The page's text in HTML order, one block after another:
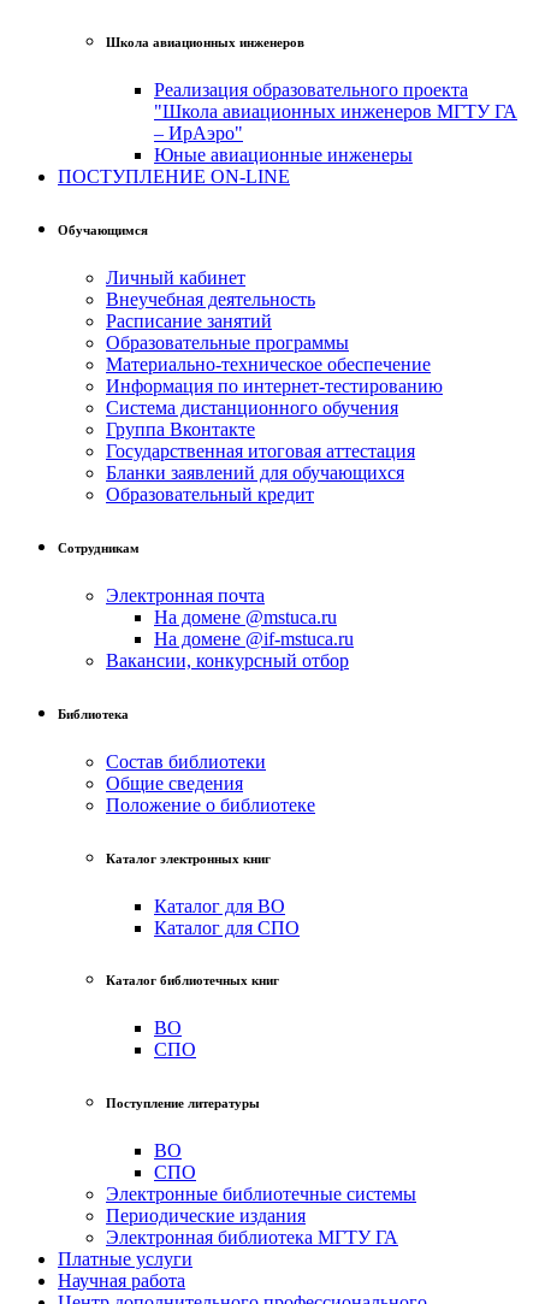
Школа авиационных инженеров
Реализация образовательного проекта
"Школа авиационных инженеров МГТУ ГА
– ИрАэро"
Юные авиационные инженеры
ПОСТУПЛЕНИЕ ON-LINE
Обучающимся
Личный кабинет
Внеучебная деятельность
Расписание занятий
Образовательные программы
Материально-техническое обеспечение
Информация по интернет-тестированию
Система дистанционного обучения
Группа Вконтакте
Государственная итоговая аттестация
Бланки заявлений для обучающихся
Образовательный кредит
Сотрудникам
Электронная почта
На домене @mstuca.ru
На домене @if-mstuca.ru
Вакансии, конкурсный отбор
Библиотека
Состав библиотеки
Общие сведения
Положение о библиотеке
Каталог электронных книг
Каталог для ВО
Каталог для СПО
Каталог библиотечных книг
ВО
СПО
Поступление литературы
ВО
СПО
Электронные библиотечные системы
Периодические издания
Электронная библиотека МГТУ ГА
Платные услуги
Научная работа